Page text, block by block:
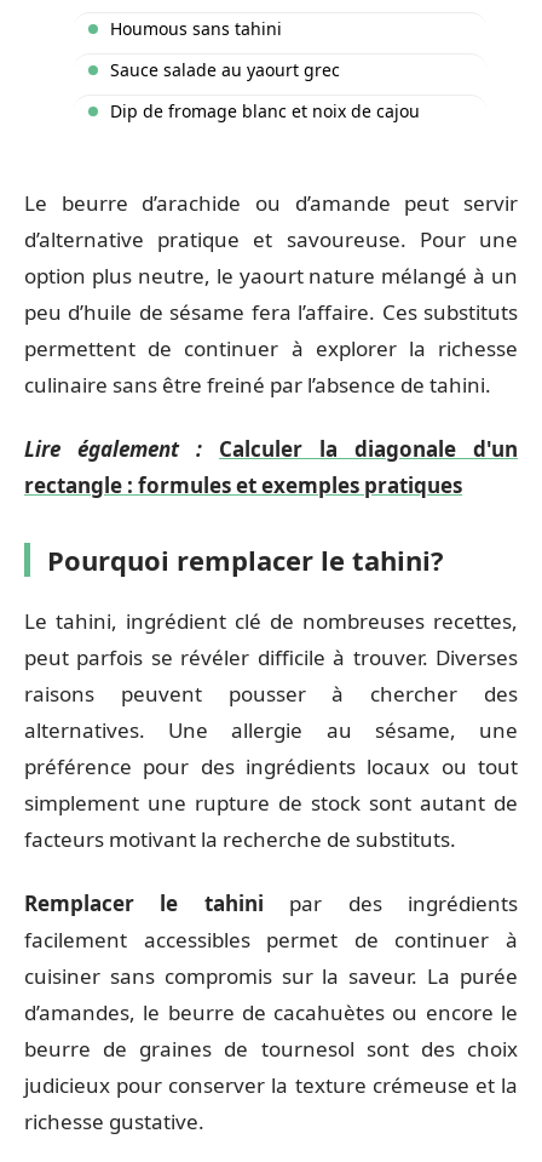
Houmous sans tahini
Sauce salade au yaourt grec
Dip de fromage blanc et noix de cajou
Le beurre d’arachide ou d’amande peut servir
d’alternative pratique et savoureuse. Pour une
option plus neutre, le yaourt nature mélangé à un
peu d’huile de sésame fera l’affaire. Ces substituts
permettent de continuer à explorer la richesse
culinaire sans être freiné par l’absence de tahini.
Lire également :
Calculer la diagonale d'un
rectangle : formules et exemples pratiques
Pourquoi remplacer le tahini?
Le tahini, ingrédient clé de nombreuses recettes,
peut parfois se révéler difficile à trouver. Diverses
raisons peuvent pousser à chercher des
alternatives. Une allergie au sésame, une
préférence pour des ingrédients locaux ou tout
simplement une rupture de stock sont autant de
facteurs motivant la recherche de substituts.
Remplacer le tahini par des ingrédients
facilement accessibles permet de continuer à
cuisiner sans compromis sur la saveur. La purée
d’amandes, le beurre de cacahuètes ou encore le
beurre de graines de tournesol sont des choix
judicieux pour conserver la texture crémeuse et la
richesse gustative.